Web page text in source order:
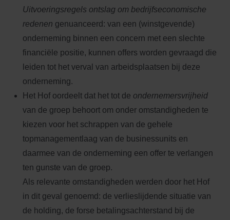
Uitvoeringsregels ontslag om bedrijfseconomische
redenen genuanceerd: van een (winstgevende)
onderneming binnen een concern met een slechte
financiële positie, kunnen offers worden gevraagd die
leiden tot het verval van arbeidsplaatsen bij deze
onderneming.
Het Hof oordeelt dat het tot de ondernemersvrijheid
van de groep behoort om onder omstandigheden te
kiezen voor het schrappen van de gehele
topmanagementlaag van de businessunits en
daarmee van de onderneming een offer te verlangen
ten gunste van de groep.
Als relevante omstandigheden werden door het Hof
in dit geval genoemd: de verlieslijdende situatie van
de holding, de forse betalingsachterstand bij de